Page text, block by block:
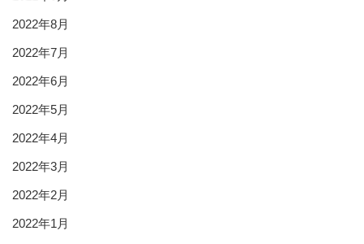
2022年8月
2022年7月
2022年6月
2022年5月
2022年4月
2022年3月
2022年2月
2022年1月